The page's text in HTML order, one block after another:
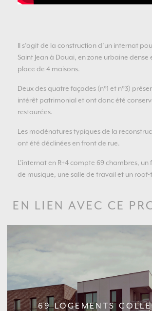
Il s’agit de la construction d’un internat
Saint Jean à Douai, en zone urbaine dense
place de 4 maisons.
Deux des quatre façades (n°1 et n°3)
intérêt patrimonial et ont donc été
restaurées.
Les modénatures typiques de la
ont été déclinées en front de rue.
L’internat en R+4 compte 69 chambres, un
de musique, une salle de travail et un roof-
EN LIEN AVEC CE
69 LOGEMENTS